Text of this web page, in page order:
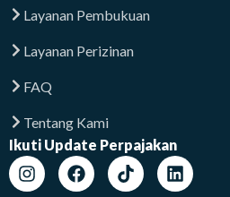
Layanan Pembukuan
Layanan Perizinan
FAQ
Tentang Kami
Ikuti Update Perpajakan